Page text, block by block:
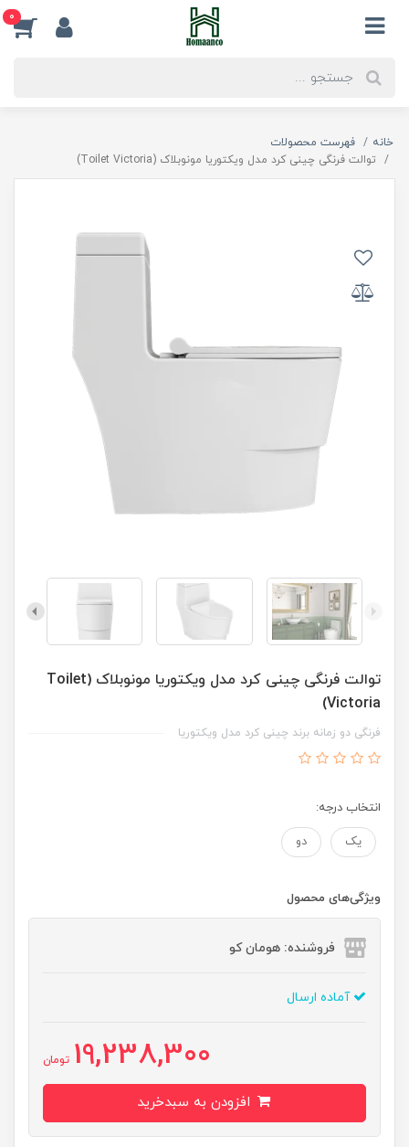
0
خانه
فهرست محصولات
توالت فرنگی چینی کرد مدل ویکتوریا مونوبلاک (Toilet Victoria)
توالت فرنگی چینی کرد مدل ویکتوریا مونوبلاک (Toilet
Victoria)
فرنگی دو زمانه برند چینی کرد مدل ویکتوریا
انتخاب درجه:
یک دو
ویژگی‌های محصول
فروشنده: هومان کو
آماده ارسال
19,238,300 تومان